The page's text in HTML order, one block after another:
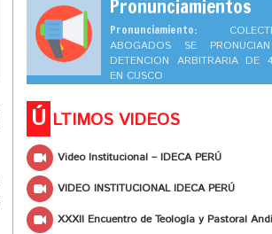
Pronunciamientos
Pronunciamiento:
ABOGADOS SE
DETENCION ARBITRARIA DE
EN CUSCO
Ú LTIMOS VIDEOS
Video Institucional – IDECA PERÚ
VIDEO INSTITUCIONAL IDECA PERÚ
XXXII Encuentro de Teología y Pastoral